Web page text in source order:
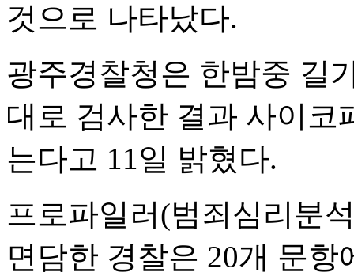
것으로 나타났다.
광주경찰청은 한밤중 길
대로 검사한 결과 사이코
는다고 11일 밝혔다.
프로파일러(범죄심리분
면담한 경찰은 20개 문